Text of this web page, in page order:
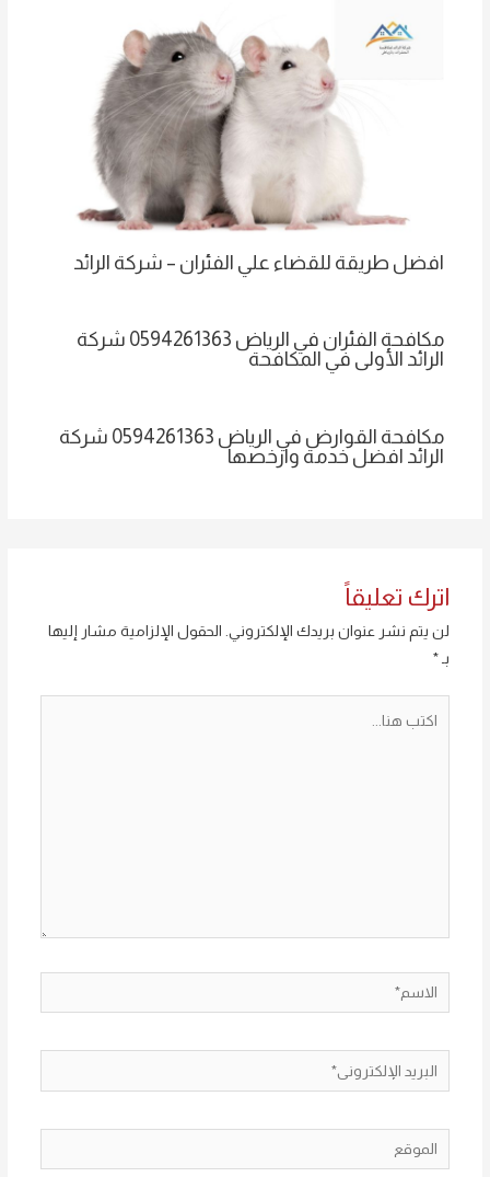
افضل طريقة للقضاء علي الفئران – شركة الرائد
مكافحة الفئران في الرياض 0594261363 شركة
الرائد الأولى في المكافحة
مكافحة القوارض في الرياض 0594261363 شركة
الرائد افضل خدمة وارخصها
اترك تعليقاً
لن يتم نشر عنوان بريدك الإلكتروني. الحقول الإلزامية مشار إليها
بـ *
الاسم*
البريد
الإلكتروني*
الموقع